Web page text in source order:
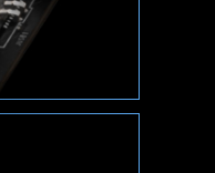
real, incluida
de memoria, la
el voltaje.
de la memoria